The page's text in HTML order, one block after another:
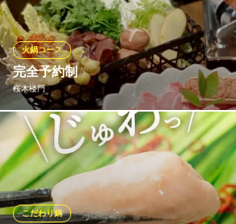
頂けます。
個室居酒屋 時しらず 大宮店
地産地消｜鍬焼き｜個室
ＪＲ大宮駅東口 徒歩1分
埼玉県さいたま市大宮区大門町1-69 武蔵屋ビル2F
完全予約制
桜木楼門
火鍋コース
当店は完全予約制となります。看板料理の
炊き土鍋ご飯』や自慢の海鮮が含まれたコ
円からご用意いたしております。飲み放題
きます♪
こだわり鍋